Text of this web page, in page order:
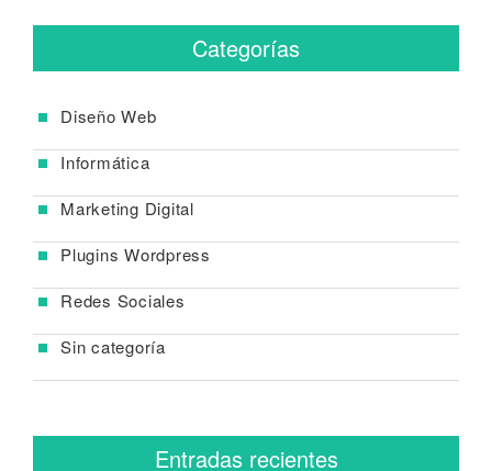
Categorías
Diseño Web
Informática
Marketing Digital
Plugins Wordpress
Redes Sociales
Sin categoría
Entradas recientes